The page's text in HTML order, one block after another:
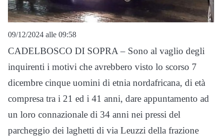
09/12/2024 alle 09:58
CADELBOSCO DI SOPRA – Sono al vaglio degli
inquirenti i motivi che avrebbero visto lo scorso 7
dicembre cinque uomini di etnia nordafricana, di età
compresa tra i 21 ed i 41 anni, dare appuntamento ad
un loro connazionale di 34 anni nei pressi del
parcheggio dei laghetti di via Leuzzi della frazione